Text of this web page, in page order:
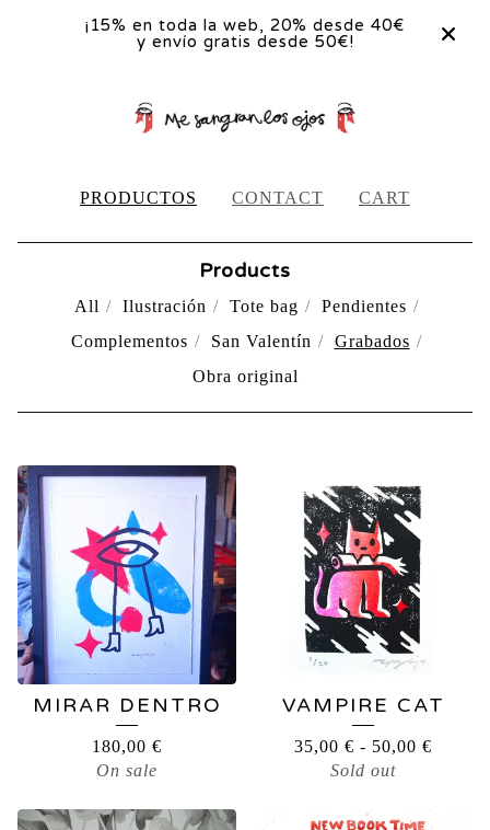
¡15% en toda la web, 20% desde 40€
y envío gratis desde 50€!
PRODUCTOS CONTACT CART
Products
All Ilustración Tote bag
Pendientes
Complementos
San Valentín
Grabados
Obra original
GRABADOS
MIRAR DENTRO
180,00 €
On sale
VAMPIRE CAT
35,00 € - 50,00 €
Sold out